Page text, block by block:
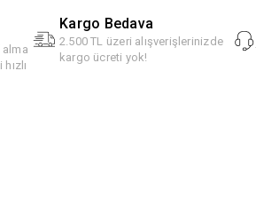
alma
Kargo Bedava
2.500 TL üzeri alışverişlerinizde
kargo ücreti yok!